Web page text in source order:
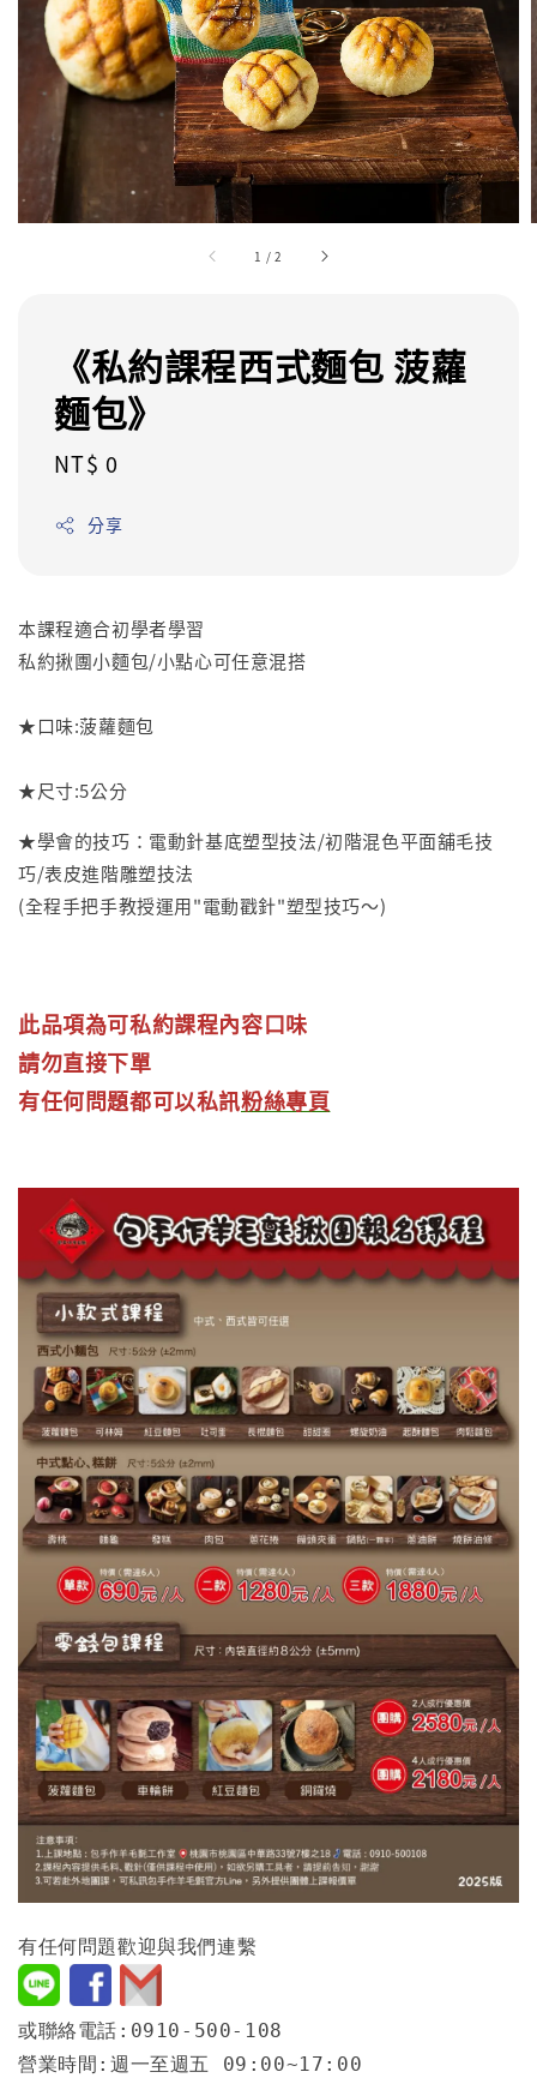
1 /2
《私約課程西式麵包 菠蘿
麵包》
Regular
NT$ 0
分享
本課程適合初學者學習
私約揪團小麵包/小點心可任意混搭
★口味:菠蘿麵包
★尺寸:5公分
★學會的技巧：電動針基底塑型技法/初階混色平面舖毛技
巧/表皮進階雕塑技法
(全程手把手教授運用"電動戳針"塑型技巧～)
此品項為可私約課程內容口味
請勿直接下單
有任何問題都可以私訊粉絲專頁
有任何問題歡迎與我們連繫
或聯絡電話:0910-500-108
營業時間:週一至週五 09:00~17:00